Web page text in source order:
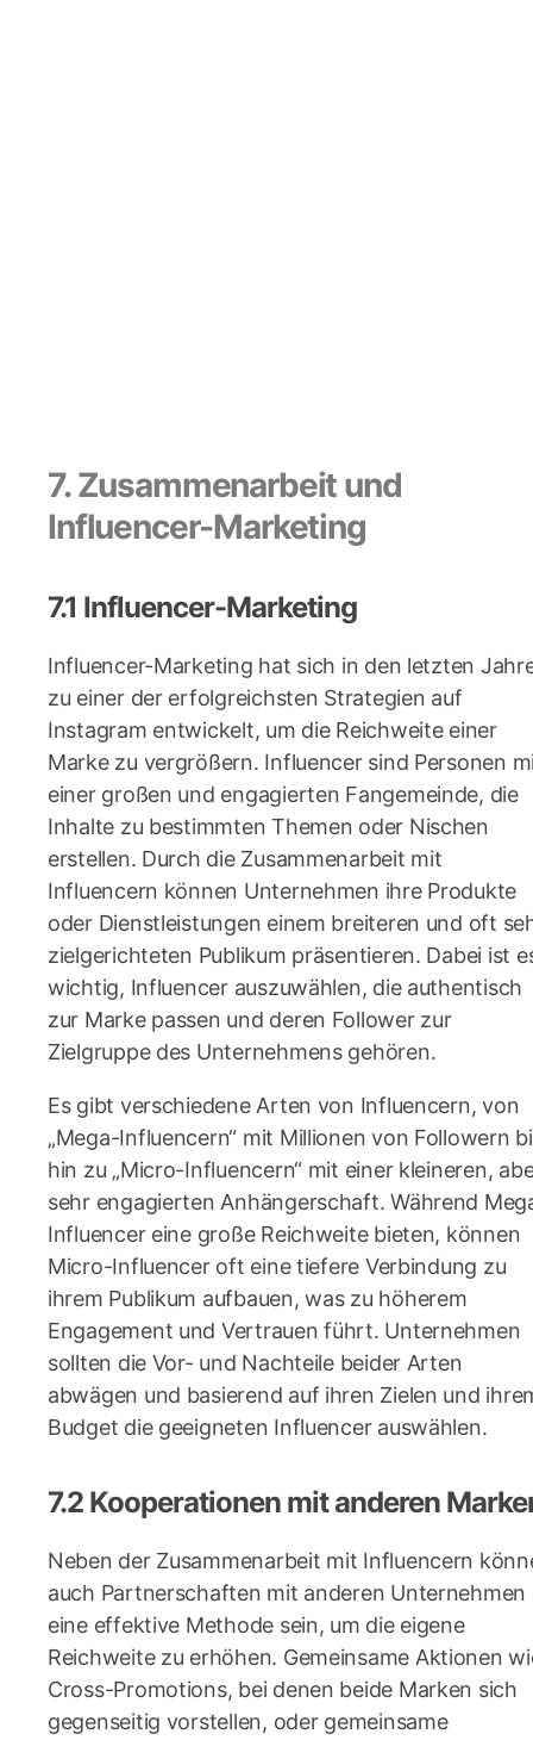
7. Zusammenarbeit und
Influencer-Marketing
7.1 Influencer-Marketing
Influencer-Marketing hat sich in den letzten
zu einer der erfolgreichsten Strategien auf
Instagram entwickelt, um die Reichweite einer
Marke zu vergrößern. Influencer sind Personen
einer großen und engagierten Fangemeinde, die
Inhalte zu bestimmten Themen oder Nischen
erstellen. Durch die Zusammenarbeit mit
Influencern können Unternehmen ihre Produkte
oder Dienstleistungen einem breiteren und oft
zielgerichteten Publikum präsentieren. Dabei ist
wichtig, Influencer auszuwählen, die authentisch
zur Marke passen und deren Follower zur
Zielgruppe des Unternehmens gehören.
Es gibt verschiedene Arten von Influencern, von
„Mega-Influencern“ mit Millionen von Followern
hin zu „Micro-Influencern“ mit einer kleineren,
sehr engagierten Anhängerschaft. Während
Influencer eine große Reichweite bieten, können
Micro-Influencer oft eine tiefere Verbindung zu
ihrem Publikum aufbauen, was zu höherem
Engagement und Vertrauen führt. Unternehmen
sollten die Vor- und Nachteile beider Arten
abwägen und basierend auf ihren Zielen und
Budget die geeigneten Influencer auswählen.
7.2 Kooperationen mit anderen
Neben der Zusammenarbeit mit Influencern
auch Partnerschaften mit anderen Unternehmen
eine effektive Methode sein, um die eigene
Reichweite zu erhöhen. Gemeinsame Aktionen
Cross-Promotions, bei denen beide Marken sich
gegenseitig vorstellen, oder gemeinsame